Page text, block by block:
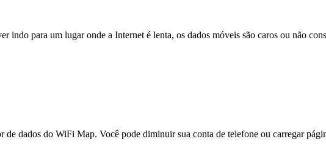
indo para um lugar onde a Internet é lenta, os dados móveis são caros ou não
de dados do WiFi Map. Você pode diminuir sua conta de telefone ou carregar